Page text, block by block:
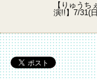
【りゅう
演!!】7/31(